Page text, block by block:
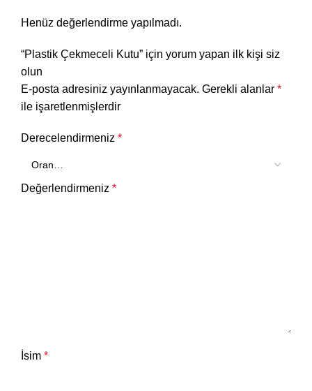
Henüz değerlendirme yapılmadı.
“Plastik Çekmeceli Kutu” için yorum yapan ilk kişi siz
olun
E-posta adresiniz yayınlanmayacak. Gerekli alanlar *
ile işaretlenmişlerdir
Derecelendirmeniz *
Değerlendirmeniz *
İsim *